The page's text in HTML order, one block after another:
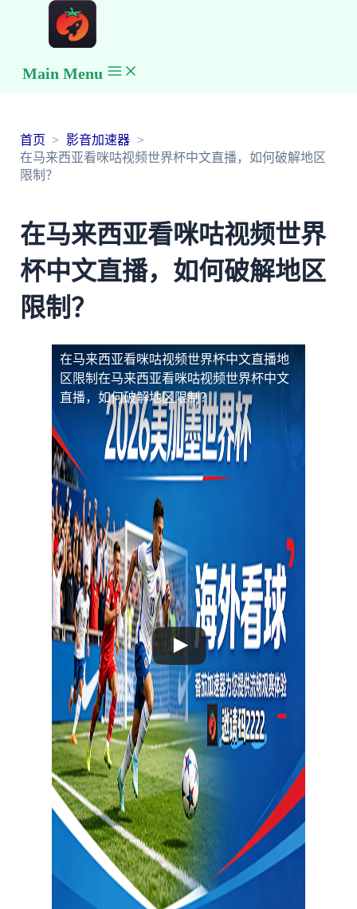
Main Menu
首页
影音加速器
在马来西亚看咪咕视频世界杯中文直播，如何破解地区
限制？
在马来西亚看咪咕视频世界
杯中文直播，如何破解地区
限制？
在马来西亚看咪咕视频世界杯中文直播地
区限制 在马来西亚看咪咕视频世界杯中文
直播，如何破解地区限制？